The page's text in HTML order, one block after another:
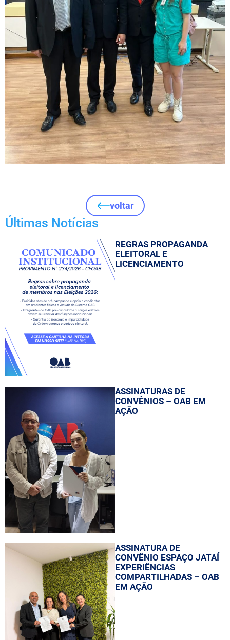
voltar
Últimas Notícias
REGRAS PROPAGANDA
ELEITORAL E
LICENCIAMENTO
ASSINATURAS DE
CONVÊNIOS – OAB EM
AÇÃO
ASSINATURA DE
CONVÊNIO ESPAÇO JATAÍ
EXPERIÊNCIAS
COMPARTILHADAS – OAB
EM AÇÃO